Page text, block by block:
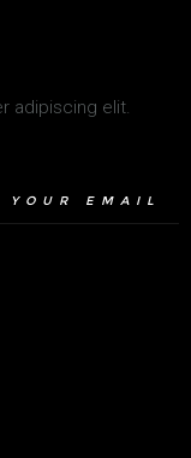
adipiscing elit.